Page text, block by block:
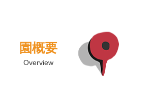
園概要
Overview